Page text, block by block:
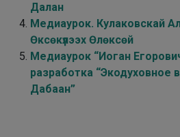
Далан
Медиаурок. Кулаковскай
Өксөкүлээх Өлөксөй
Медиаурок “Иоган
разработка “Экодуховное
Дабаан”